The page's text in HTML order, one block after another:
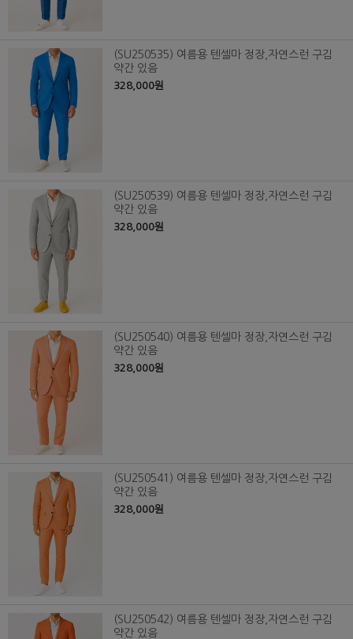
(SU250535) 여름용 텐셀마 정장,자연스런 구김
약간 있음
328,000원
(SU250539) 여름용 텐셀마 정장,자연스런 구김
약간 있음
328,000원
(SU250540) 여름용 텐셀마 정장,자연스런 구김
약간 있음
328,000원
(SU250541) 여름용 텐셀마 정장,자연스런 구김
약간 있음
328,000원
(SU250542) 여름용 텐셀마 정장,자연스런 구김
약간 있음